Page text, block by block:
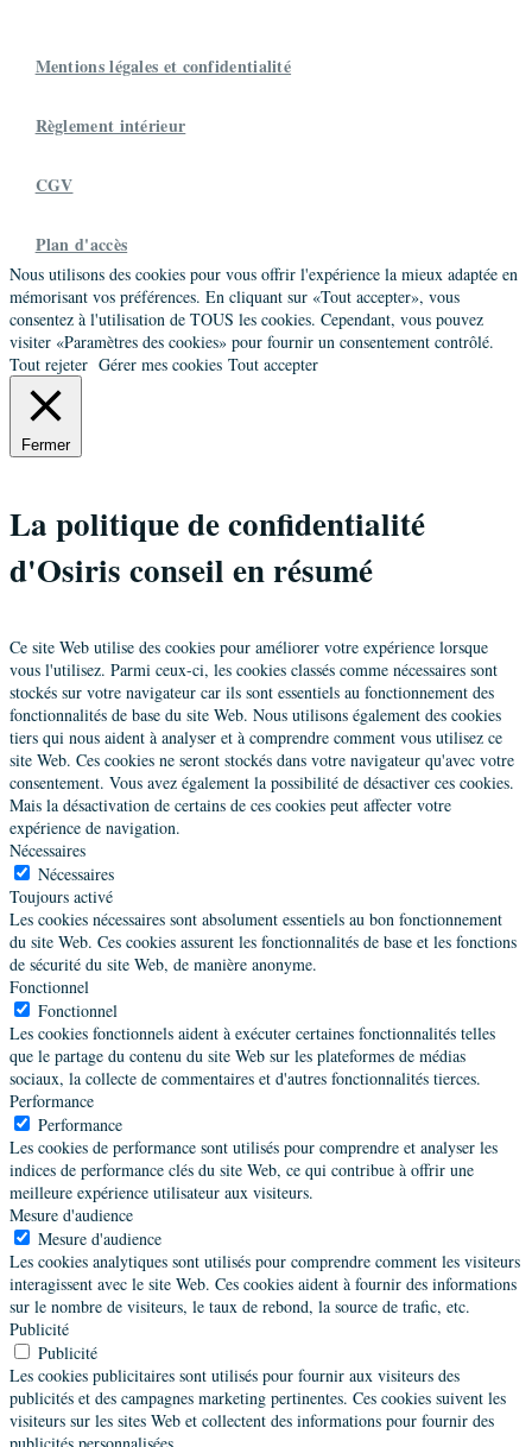
Mentions légales et confidentialité
Règlement intérieur
CGV
Plan d'accès
Nous utilisons des cookies pour vous offrir l'expérience la mieux adaptée en
mémorisant vos préférences. En cliquant sur «Tout accepter», vous
consentez à l'utilisation de TOUS les cookies. Cependant, vous pouvez
visiter «Paramètres des cookies» pour fournir un consentement contrôlé.
Tout rejeter Gérer mes cookies Tout accepter
Fermer
La politique de confidentialité
d'Osiris conseil en résumé
Ce site Web utilise des cookies pour améliorer votre expérience lorsque
vous l'utilisez. Parmi ceux-ci, les cookies classés comme nécessaires sont
stockés sur votre navigateur car ils sont essentiels au fonctionnement des
fonctionnalités de base du site Web. Nous utilisons également des cookies
tiers qui nous aident à analyser et à comprendre comment vous utilisez ce
site Web. Ces cookies ne seront stockés dans votre navigateur qu'avec votre
consentement. Vous avez également la possibilité de désactiver ces cookies.
Mais la désactivation de certains de ces cookies peut affecter votre
expérience de navigation.
Nécessaires
Nécessaires
Toujours activé
Les cookies nécessaires sont absolument essentiels au bon fonctionnement
du site Web. Ces cookies assurent les fonctionnalités de base et les fonctions
de sécurité du site Web, de manière anonyme.
Fonctionnel
Fonctionnel
Les cookies fonctionnels aident à exécuter certaines fonctionnalités telles
que le partage du contenu du site Web sur les plateformes de médias
sociaux, la collecte de commentaires et d'autres fonctionnalités tierces.
Performance
Performance
Les cookies de performance sont utilisés pour comprendre et analyser les
indices de performance clés du site Web, ce qui contribue à offrir une
meilleure expérience utilisateur aux visiteurs.
Mesure d'audience
Mesure d'audience
Les cookies analytiques sont utilisés pour comprendre comment les visiteurs
interagissent avec le site Web. Ces cookies aident à fournir des informations
sur le nombre de visiteurs, le taux de rebond, la source de trafic, etc.
Publicité
Publicité
Les cookies publicitaires sont utilisés pour fournir aux visiteurs des
publicités et des campagnes marketing pertinentes. Ces cookies suivent les
visiteurs sur les sites Web et collectent des informations pour fournir des